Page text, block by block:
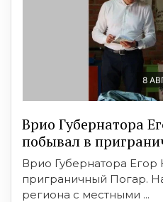
8
Врио Губернатора
побывал в
Врио Губернатора Егор
приграничный Погар.
региона с местными ...